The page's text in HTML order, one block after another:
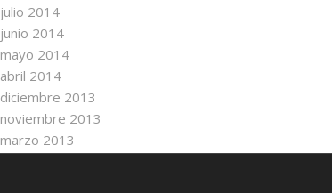
julio 2014
junio 2014
mayo 2014
abril 2014
diciembre 2013
noviembre 2013
marzo 2013